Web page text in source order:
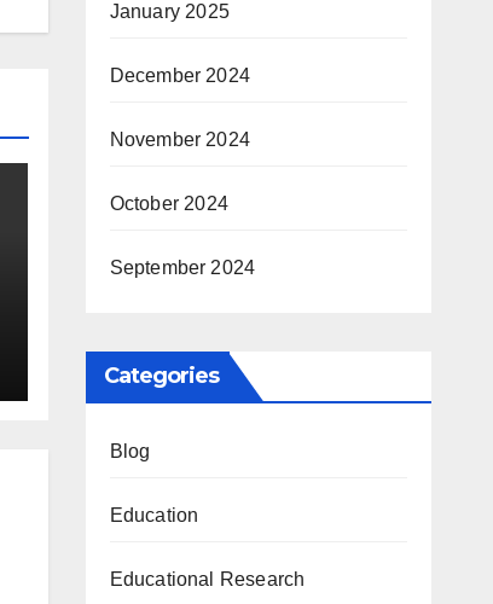
January 2025
December 2024
November 2024
October 2024
September 2024
Categories
Blog
Education
Educational Research